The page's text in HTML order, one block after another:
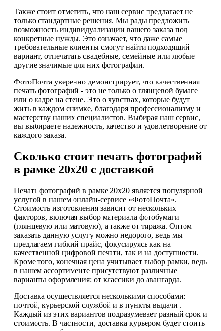
Также стоит отметить, что наш сервис предлагает не
только стандартные решения. Мы рады предложить
возможность индивидуализации вашего заказа под
конкретные нужды. Это означает, что даже самые
требовательные клиенты смогут найти подходящий
вариант, отпечатать свадебные, семейные или любые
другие значимые для них фотографии.
ФотоПочта уверенно демонстрирует, что качественная
печать фотографий - это не только о глянцевой бумаге
или о кадре на стене. Это о чувствах, которые будут
жить в каждом снимке, благодаря профессионализму и
мастерству наших специалистов. Выбирая наш сервис,
вы выбираете надежность, качество и удовлетворение от
каждого заказа.
Сколько стоит печать фотографий
в рамке 20х20 с доставкой
Печать фотографий в рамке 20х20 является популярной
услугой в нашем онлайн-сервисе «ФотоПочта».
Стоимость изготовления зависит от нескольких
факторов, включая выбор материала фотобумаги
(глянцевую или матовую), а также от тиража. Оптом
заказать данную услугу можно недорого, ведь мы
предлагаем гибкий прайс, фокусируясь как на
качественной цифровой печати, так и на доступности.
Кроме того, конечная цена учитывает выбор рамки, ведь
в нашем ассортименте присутствуют различные
варианты оформления: от классики до авангарда.
Доставка осуществляется несколькими способами:
почтой, курьерской службой и в пункты выдачи .
Каждый из этих вариантов подразумевает разный срок и
стоимость. В частности, доставка курьером будет стоить